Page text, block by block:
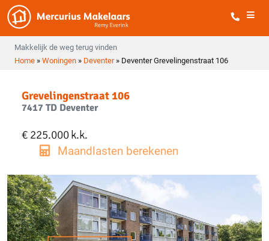
Makkelijk de weg terug vinden
Home » Woningen » Deventer» Deventer Grevelingenstraat 106
Grevelingenstraat 106
7417 TD Deventer
€ 225.000k.k.
Maandlasten berekenen